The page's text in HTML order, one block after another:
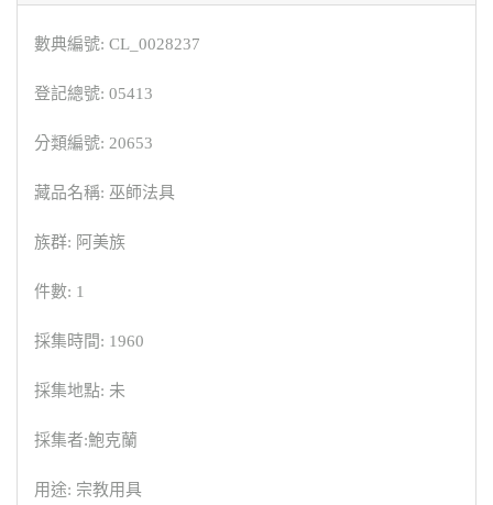
數典編號: CL_0028237
登記總號: 05413
分類編號: 20653
藏品名稱: 巫師法具
族群: 阿美族
件數: 1
採集時間: 1960
採集地點: 未
採集者:鮑克蘭
用途: 宗教用具